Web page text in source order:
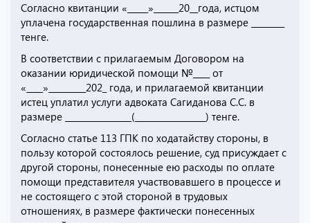
Согласно квитанции «_____»______20__года, истцом
уплачена государственная пошлина в размере ________
тенге.
В соответствии с прилагаемым Договором на
оказании юридической помощи №____ от
«____»_________202_ года, и прилагаемой квитанции
истец уплатил услуги адвоката Сагиданова С.С. в
размере ________________(_________________) тенге.
Согласно статье 113 ГПК по ходатайству стороны, в
пользу которой состоялось решение, суд присуждает с
другой стороны, понесенные ею расходы по оплате
помощи представителя участвовавшего в процессе и
не состоящего с этой стороной в трудовых
отношениях, в размере фактически понесенных